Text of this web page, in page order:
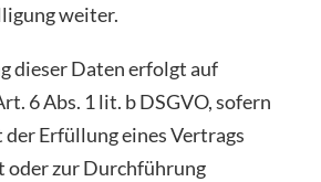
weiter.
dieser Daten erfolgt auf
6 Abs. 1 lit. b DSGVO, sofern
Erfüllung eines Vertrags
oder zur Durchführung